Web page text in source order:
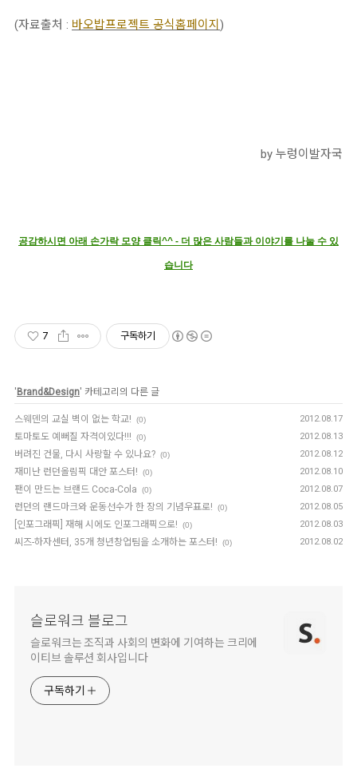
(자료출처 : 바오밥프로젝트 공식홈페이지 )
by 누렁이발자국
공감하시면 아래 손가락 모양 클릭^^ - 더 많은 사람들과 이야기를 나눌 수 있
습니다
7 구독하기
' Brand&Design' 카테고리의 다른 글
스웨덴의 교실 벽이 없는 학교! (0) 2012.08.17
토마토도 예뻐질 자격이있다!!! (0) 2012.08.13
버려진 건물, 다시 사랑할 수 있나요? (0) 2012.08.12
재미난 런던올림픽 대안 포스터! (0) 2012.08.10
팬이 만드는 브랜드 Coca-Cola (0) 2012.08.07
런던의 랜드마크와 운동선수가 한 장의 기념우표로! (0) 2012.08.05
[인포그래픽] 재해 시에도 인포그래픽으로! (0) 2012.08.03
씨즈-하자센터, 35개 청년창업팀을 소개하는 포스터! (0) 2012.08.02
슬로워크 블로그
슬로워크는 조직과 사회의 변화에 기여하는 크리에
이티브 솔루션 회사입니다
구독하기